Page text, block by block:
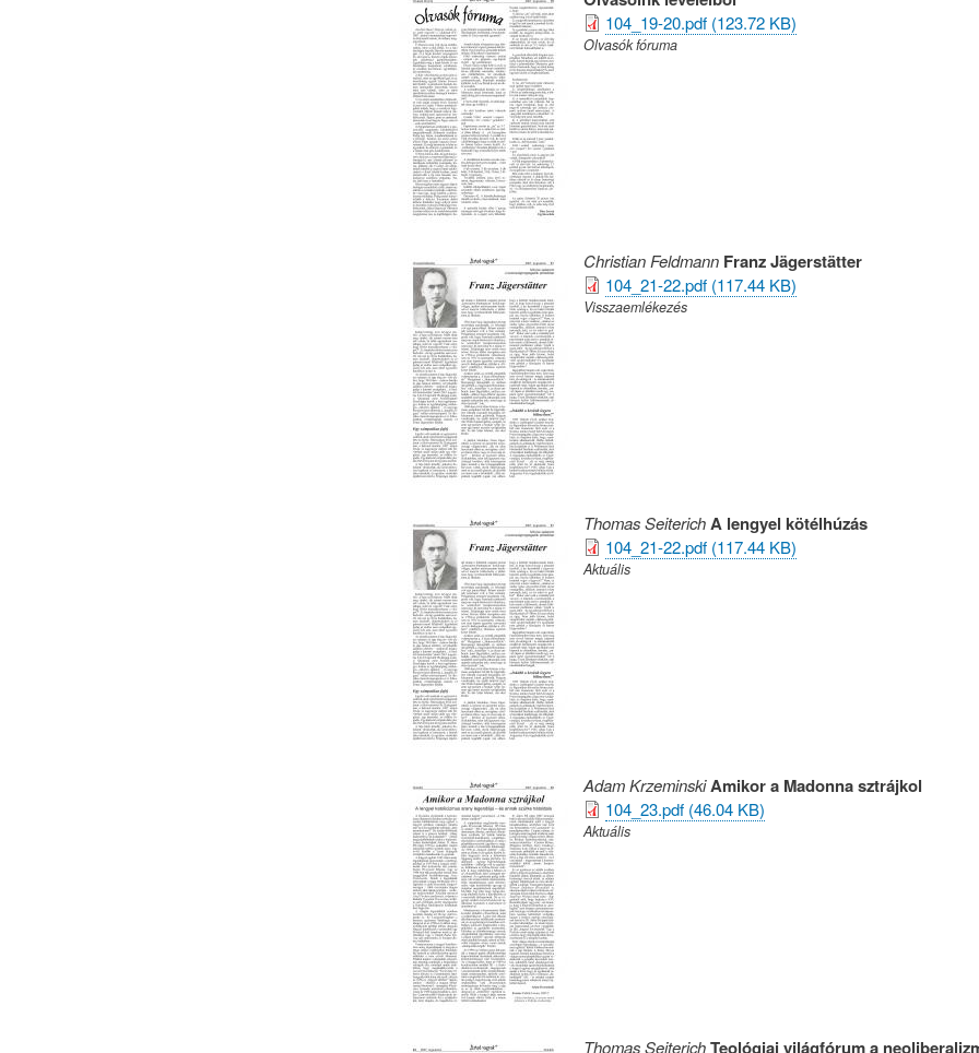
104_19-20.pdf (123.72 KB)
Olvasók fóruma
Christian Feldmann Franz Jägerstätter
104_21-22.pdf (117.44 KB)
Visszaemlékezés
Thomas Seiterich A lengyel kötélhúzás
104_21-22.pdf (117.44 KB)
Aktuális
Adam KrzeminskiAmikor a Madonna sztrájkol
104_23.pdf (46.04 KB)
Aktuális
Thomas Seiterich Teológiai világfórum a